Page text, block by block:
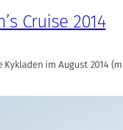
Cruise 2014
Kykladen im August 2014